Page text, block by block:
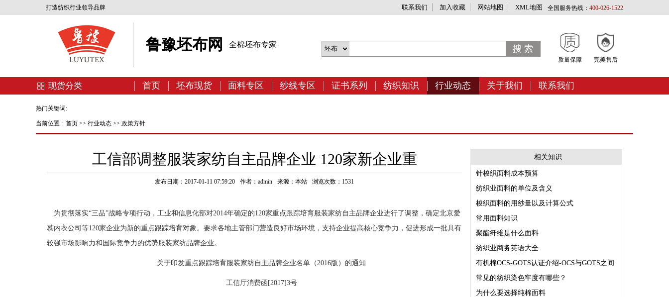
打造纺织行业领导品牌 联系我们 加入收藏 网站地图 XML地图 全国服务热线： 400-026-1522
鲁豫坯布网 全棉坯布专家
质量保障 完美售后
现货分类 首页 坯布现货 面料专区 纱线专区 证书系列 纺织知识 行业动态 关于我们 联系我们
热门关键词:
当前位置 : 首页 >> 行业动态 >> 政策方针
工信部调整服装家纺自主品牌企业 120家新企业重
发布日期：2017-01-11 07:59:20 作者：admin 来源：本站 浏览次数：1531
为贯彻落实“三品”战略专项行动，工业和信息化部对2014年确定的120家重点跟踪培育服装家纺自主品牌企业进行了调整，确定北京爱
慕内衣公司等120家企业为新的重点跟踪培育对象。要求各地主管部门营造良好市场环境，支持企业提高核心竞争力，促进形成一批具有
较强市场影响力和国际竞争力的优势服装家纺品牌企业。
关于印发重点跟踪培育服装家纺自主品牌企业名单（2016版）的通知
工信厅消费函[2017]3号
相关知识
针梭织面料成本预算
纺织业面料的单位及含义
梭织面料的用纱量以及计算公式
常用面料知识
聚酯纤维是什么面料
纺织业商务英语大全
常见的纺织染色牢度有哪些？
为什么要选择纯棉面料